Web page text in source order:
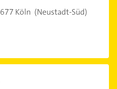
Köln (Neustadt-Süd)